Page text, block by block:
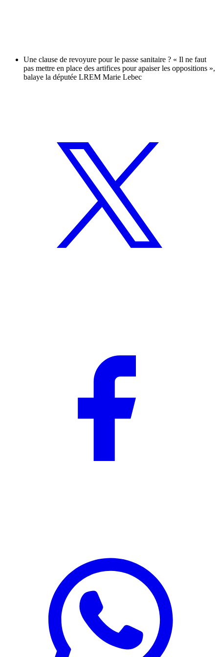
Une clause de revoyure pour le passe sanitaire ? « Il ne faut
pas mettre en place des artifices pour apaiser les oppositions »,
balaye la députée LREM Marie Lebec